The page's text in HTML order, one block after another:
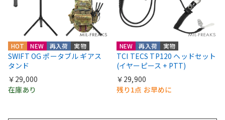
HOT NEW 再入荷 実物
SWIFT OG ポータブル ギアス
タンド
￥29,000
在庫あり
NEW 再入荷 実物
TCI TECS TP120 ヘッドセット
(イヤーピース + PTT)
￥29,900
残り1点 お早めに